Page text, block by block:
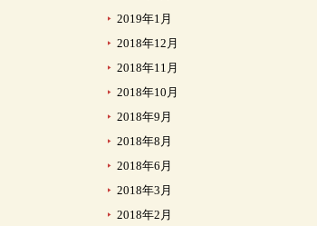
2019年1月
2018年12月
2018年11月
2018年10月
2018年9月
2018年8月
2018年6月
2018年3月
2018年2月